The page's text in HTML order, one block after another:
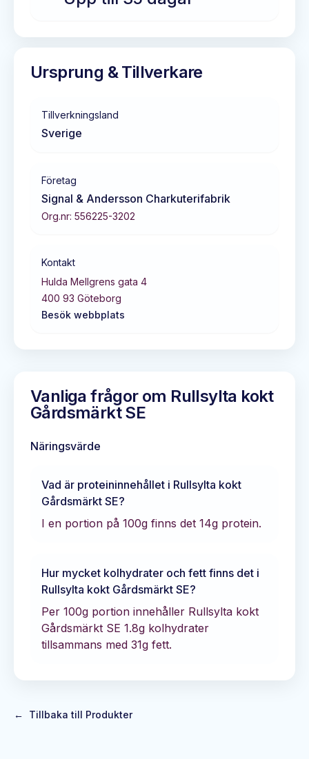
Ursprung & Tillverkare
Tillverkningsland
Sverige
Företag
Signal & Andersson Charkuterifabrik
Org.nr: 556225-3202
Kontakt
Hulda Mellgrens gata 4
400 93 Göteborg
Besök webbplats
Vanliga frågor om Rullsylta kokt
Gårdsmärkt SE
Näringsvärde
Vad är proteininnehållet i Rullsylta kokt
Gårdsmärkt SE?
I en portion på 100g finns det 14g protein.
Hur mycket kolhydrater och fett finns det i
Rullsylta kokt Gårdsmärkt SE?
Per 100g portion innehåller Rullsylta kokt
Gårdsmärkt SE 1.8g kolhydrater
tillsammans med 31g fett.
← Tillbaka till Produkter